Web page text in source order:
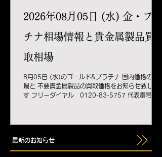
2026年08月05日 (水) 金・プラ
チナ相場情報と貴金属製品買
取相場
8月05日 (水)のゴールド&プラチナ 国内価格の相
場と 不要貴金属製品の買取価格をお知らせ致しま
す フリーダイヤル 0120-83-5757 代表番号
1935年 神戸元町 金地金商、貴金属製造販売 木谷
貴金属株式会社 KITANI9999 #プラチナ#シルバ
最新のお知らせ